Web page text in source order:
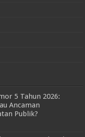
5 Tahun 2026:
Ancaman
Publik?